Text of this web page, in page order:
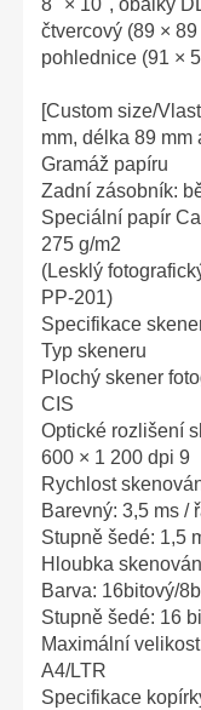
čtvercový (89 ×
pohlednice (91 ×
[Custom size/
mm, délka 89 mm
Gramáž papíru
Zadní zásobník:
Speciální papír
275 g/m2
(Lesklý
PP-201)
Specifikace
Typ skeneru
Plochý skener
CIS
Optické rozlišení
600 × 1 200 dpi 9
Rychlost
Barevný: 3,5 ms /
Stupně šedé: 1,5
Hloubka
Barva: 16bitový/
Stupně šedé: 16
Maximální
A4/LTR
Specifikace